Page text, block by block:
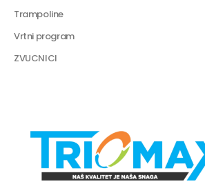
Trampoline
Vrtni program
ZVUCNICI